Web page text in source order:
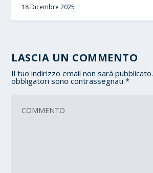
18 Dicembre 2025
LASCIA UN COMMENTO
Il tuo indirizzo email non sarà pubblicato.
obbligatori sono contrassegnati*